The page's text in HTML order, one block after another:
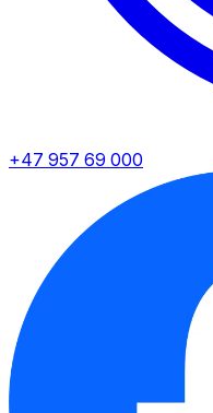
+47 957 69 000